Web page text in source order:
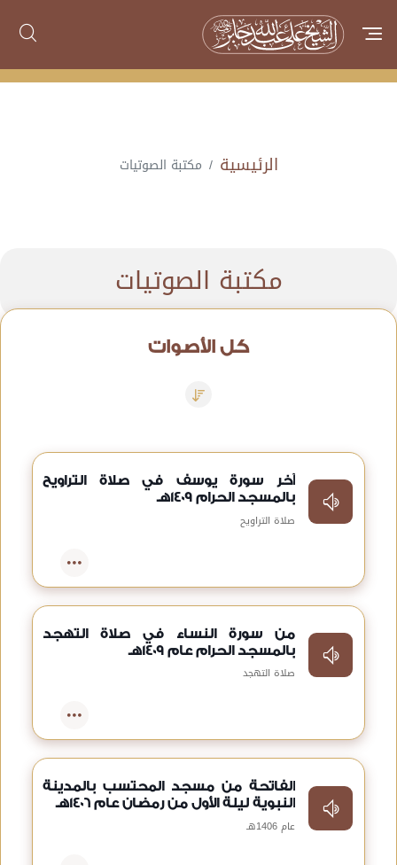
الرئيسية مكتبة الصوتيات
مكتبة الصوتيات
كل الأصوات
آخر سورة يوسف في صلاة التراويح
بالمسجد الحرام 1409هـ
صلاة التراويح
من سورة النساء في صلاة التهجد
بالمسجد الحرام عام 1409هـ
صلاة التهجد
الفاتحة من مسجد المحتسب بالمدينة
النبوية ليلة الأول من رمضان عام 1406هـ
عام 1406هـ